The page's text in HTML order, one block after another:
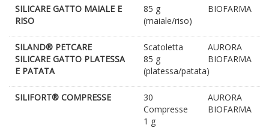
SILICARE GATTO MAIALE E
RISO
85 g
(maiale/riso)
BIOFARMA
SILAND® PETCARE
SILICARE GATTO PLATESSA
E PATATA
Scatoletta
85 g
(platessa/patata)
AURORA
BIOFARMA
SILIFORT® COMPRESSE
30
Compresse
1 g
AURORA
BIOFARMA